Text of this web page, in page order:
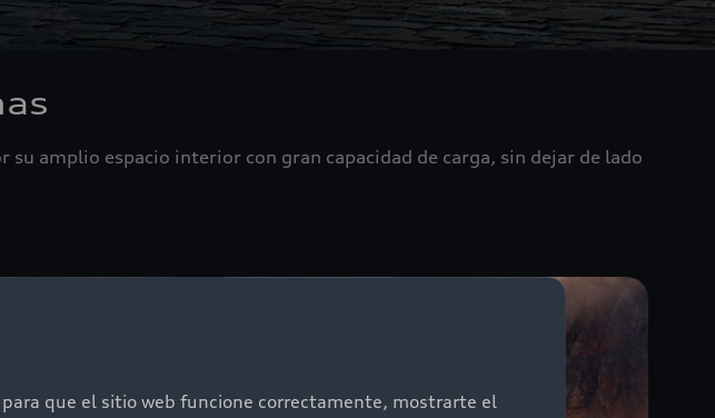
que el sitio web funcione correctamente, mostrarte el
amplio espacio interior con gran capacidad de carga, sin dejar de lado